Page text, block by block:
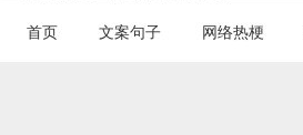
心酸又催泪的伤感emo文案短语子摘抄
首页 文案句子 网络热梗